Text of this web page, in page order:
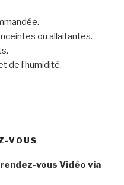
ou allaitantes.
de l’humidité.
VOUS
vous Vidéo via